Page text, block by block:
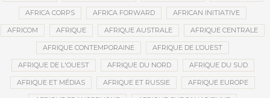
AFRICA CORPS AFRICA FORWARD AFRICAN INITIATIVE
AFRICOM AFRIQUE AFRIQUE AUSTRALE AFRIQUE CENTRALE
AFRIQUE CONTEMPORAINE AFRIQUE DE L’OUEST
AFRIQUE DE L'OUEST AFRIQUE DU NORD AFRIQUE DU SUD
AFRIQUE ET MÉDIAS AFRIQUE ET RUSSIE AFRIQUE EUROPE